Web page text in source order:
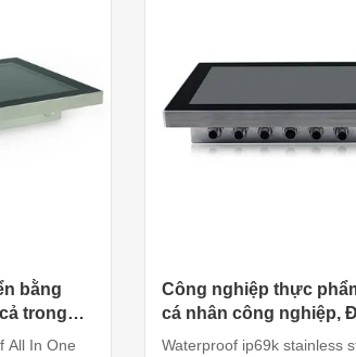
bằng
trong
dụng
All In One
Công nghiệp thực
cá nhân công nghiệp,
Win7 J1900 Công
Waterproof ip69k stainless